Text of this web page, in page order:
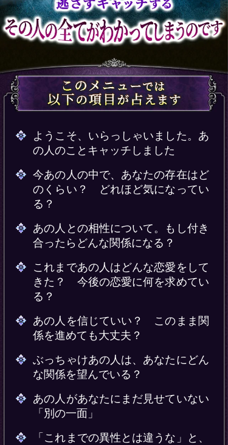
ようこそ、いらっしゃいました。あ
の人のことキャッチしました
今あの人の中で、あなたの存在はど
のくらい？ どれほど気になってい
る？
あの人との相性について。もし付き
合ったらどんな関係になる？
これまであの人はどんな恋愛をして
きた？ 今後の恋愛に何を求めてい
る？
あの人を信じていい？ このまま関
係を進めても大丈夫？
ぶっちゃけあの人は、あなたにどん
な関係を望んでいる？
あの人があなたにまだ見せていない
「別の一面」
「これまでの異性とは違うな」と、